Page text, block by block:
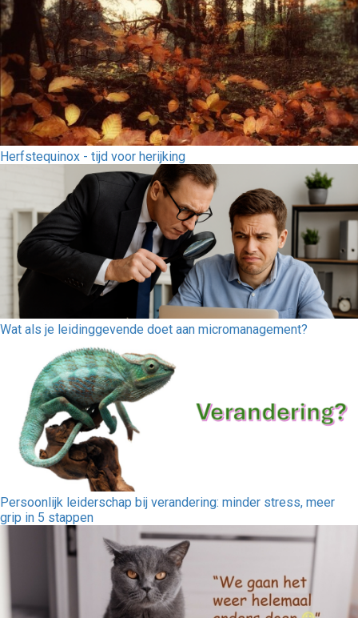
Herfstequinox - tijd voor herijking
Wat als je leidinggevende doet aan micromanagement?
Persoonlijk leiderschap bij verandering: minder stress, meer
grip in 5 stappen